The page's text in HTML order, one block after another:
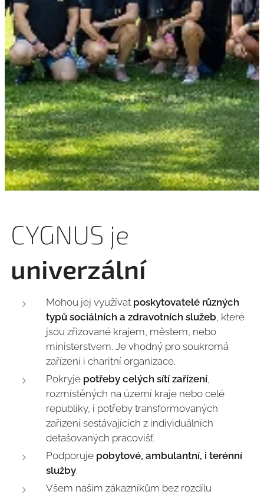
CYGNUS je
univerzální
Mohou jej využívatposkytovatelé různých
typů sociálních a zdravotních služeb, které
jsou zřizované krajem, městem, nebo
ministerstvem. Je vhodný pro soukromá
zařízení i charitní organizace.
Pokryje potřeby celých sítí zařízení,
rozmístěných na území kraje nebo celé
republiky, i potřeby transformovaných
zařízení sestávajících z individuálních
detašovaných pracovišť.
Podporuje pobytové, ambulantní, i terénní
služby.
Všem našim zákazníkům bez rozdílu